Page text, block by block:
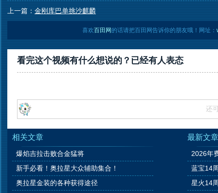
上一篇： 金刚库巴单挑沙麒麟
喜欢百田网 的话请把百田网告诉你的朋友哦！网址：
看完这个视频有什么想说的？已经有人表态
还
相关文章
爆焰吉拉击败合金猛将
新手必看！奥拉星大众辅助集合！
奥拉星金装的各种获得途径
最新文章
2026年
蓝宝14
星火14